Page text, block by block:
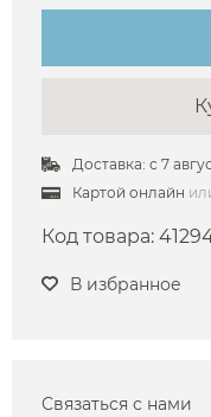
Доставка: с 7
Картой онлайн
Код товара:
В избранное
Связаться с нами